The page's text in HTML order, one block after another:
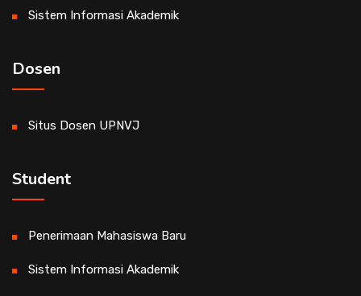
Sistem Informasi Akademik
Dosen
Situs Dosen UPNVJ
Student
Penerimaan Mahasiswa Baru
Sistem Informasi Akademik